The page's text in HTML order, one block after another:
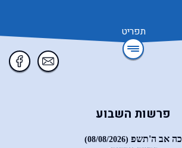
תפריט
פרשות השבוע
כה אב ה'תשפ (08/08/2026)